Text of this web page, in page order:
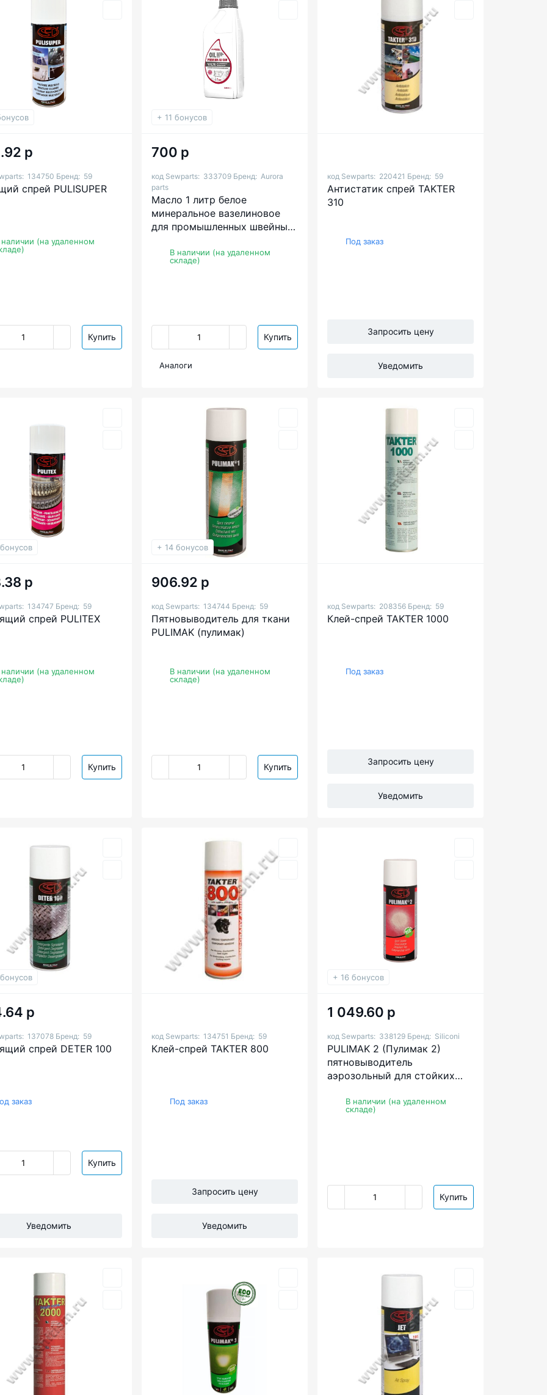
р
134750 Бренд: 59
спрей PULISUPER
(на удаленном
Купить
+ 11 бонусов
700 р
код Sewparts: 333709 Бренд: Aurora
parts
Масло 1 литр белое
минеральное вазелиновое
для промышленных швейных
В наличии (на удаленном
складе)
Купить
Аналоги
код Sewparts: 220421 Бренд: 59
Антистатик спрей TAKTER
310
Под заказ
Запросить цену
Уведомить
р
134747 Бренд: 59
спрей PULITEX
(на удаленном
Купить
+ 14 бонусов
906.92 р
код Sewparts: 134744 Бренд: 59
Пятновыводитель для ткани
PULIMAK (пулимак)
В наличии (на удаленном
складе)
Купить
код Sewparts: 208356 Бренд: 59
Клей-спрей TAKTER 1000
Под заказ
Запросить цену
Уведомить
р
137078 Бренд: 59
спрей DETER 100
заказ
Купить
Уведомить
код Sewparts: 134751 Бренд: 59
Клей-спрей TAKTER 800
Под заказ
Запросить цену
Уведомить
+ 16 бонусов
1 049.60 р
код Sewparts: 338129 Бренд: Siliconi
PULIMAK 2 (Пулимак 2)
пятновыводитель
аэрозольный для стойких
В наличии (на удаленном
складе)
Купить